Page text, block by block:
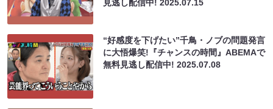
見逃し配信中!2025.07.15
“好感度を下げたい”千鳥・ノブの問題発言
に大悟爆笑!『チャンスの時間』ABEMAで
無料見逃し配信中!2025.07.08